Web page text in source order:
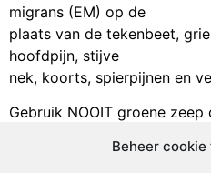
Beheer
migrans (EM) op de
plaats van de tekenbeet,
hoofdpijn, stijve
nek, koorts, spierpijnen en
Gebruik NOOIT groene
de teek te verwijderen. De
maag inhoud komt in uw